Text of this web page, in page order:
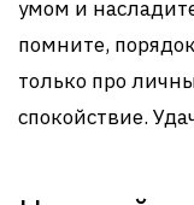
умом и
помните,
только про
спокойствие.